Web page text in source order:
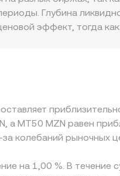
определяют
Глубина
эффект, тогда
фиатной
не устраняет
пространство
а MT50 MZN равен
колебаний рыночных
на 1,00 %. В